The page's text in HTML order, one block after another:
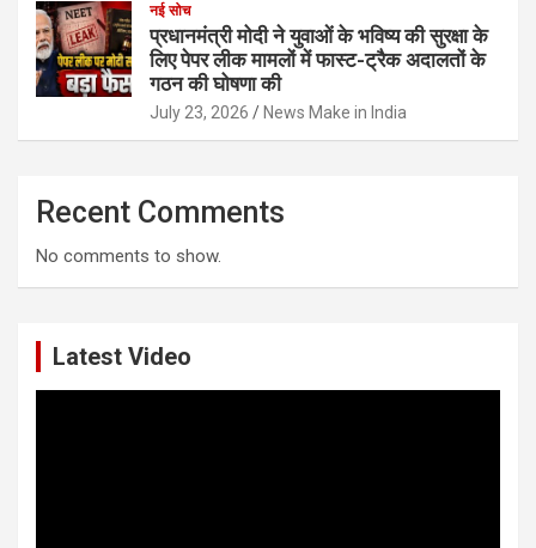
नई सोच
प्रधानमंत्री मोदी ने युवाओं के भविष्य की सुरक्षा के
लिए पेपर लीक मामलों में फास्ट-ट्रैक अदालतों के
गठन की घोषणा की
July 23, 2026 News Make in India
Recent Comments
No comments to show.
Latest Video